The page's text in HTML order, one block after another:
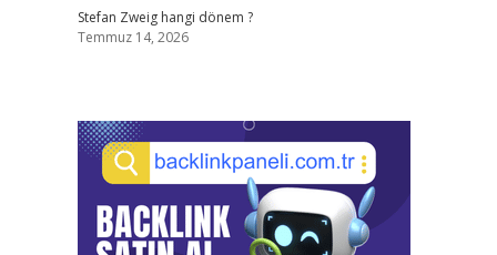
Stefan Zweig hangi dönem ?
Temmuz 14, 2026